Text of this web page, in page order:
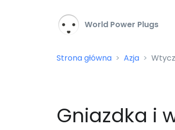
World Power Plugs
Strona główna Azja
Gniazdka i